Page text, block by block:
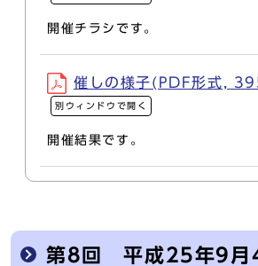
開催チラシです。
催しの様子(PDF形式,
別ウィンドウで開く
開催結果です。
第8回 平成25年9月4